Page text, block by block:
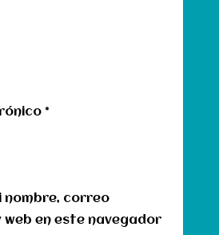
*
nombre, correo
en este navegador